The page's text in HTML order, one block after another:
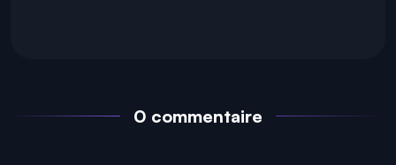
0 commentaire